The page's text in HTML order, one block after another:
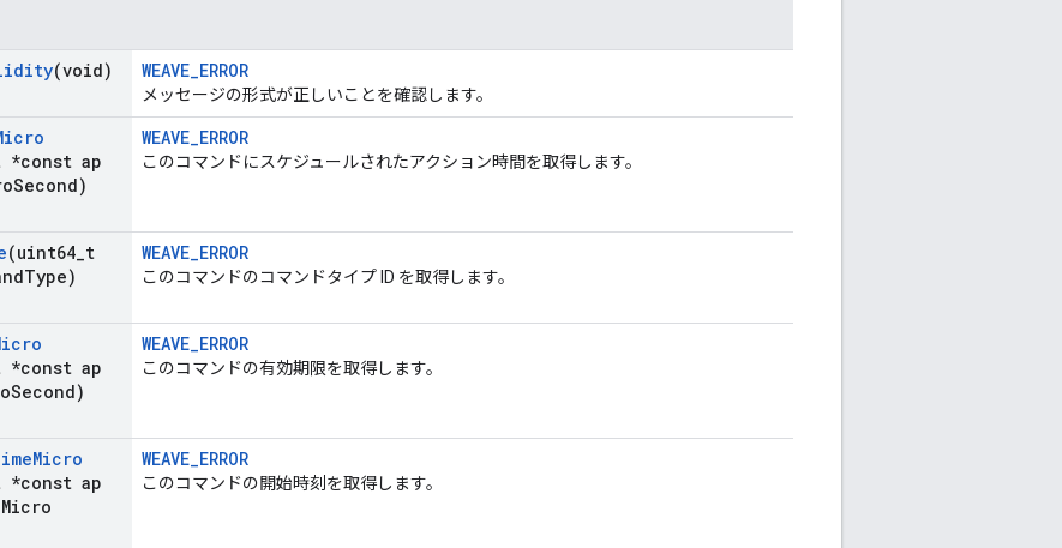
(void)
WEAVE_ERROR
メッセージの形式が正しいことを確認します。
*const ap
Second)
WEAVE_ERROR
このコマンドにスケジュールされたアクション時間を取得します。
(uint64 t
Type)
WEAVE_ERROR
このコマンドのコマンドタイプ ID を取得します。
*const ap
Second)
WEAVE_ERROR
このコマンドの有効期限を取得します。
Micro
*const ap
Micro
WEAVE_ERROR
このコマンドの開始時刻を取得します。